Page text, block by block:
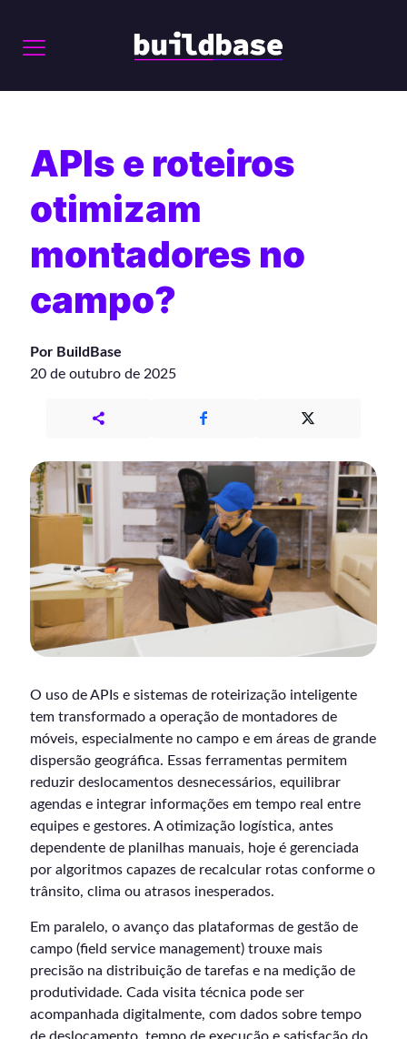
APIs e roteiros
otimizam
montadores no
campo?
Por BuildBase
20 de outubro de 2025
O uso de APIs e sistemas de roteirização inteligente
tem transformado a operação de montadores de
móveis, especialmente no campo e em áreas de grande
dispersão geográfica. Essas ferramentas permitem
reduzir deslocamentos desnecessários, equilibrar
agendas e integrar informações em tempo real entre
equipes e gestores. A otimização logística, antes
dependente de planilhas manuais, hoje é gerenciada
por algoritmos capazes de recalcular rotas conforme o
trânsito, clima ou atrasos inesperados.
Em paralelo, o avanço das plataformas de gestão de
campo (field service management) trouxe mais
precisão na distribuição de tarefas e na medição de
produtividade. Cada visita técnica pode ser
acompanhada digitalmente, com dados sobre tempo